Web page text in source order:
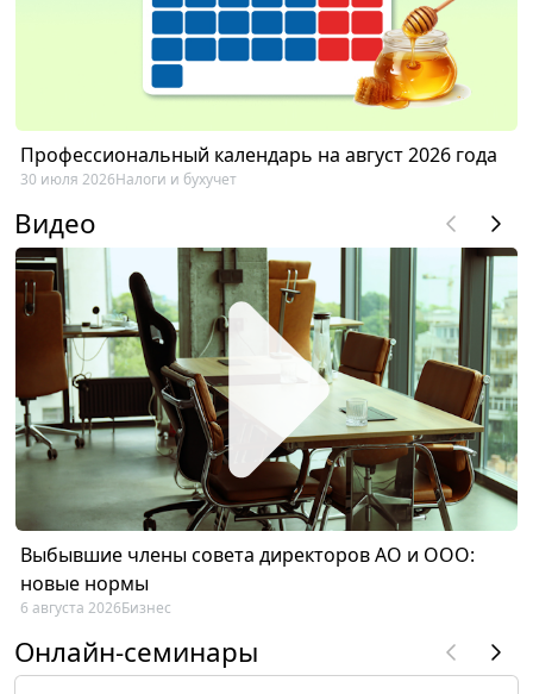
Профессиональный календарь на август 2026 года
30 июля 2026Налоги и бухучет
Видео
Выбывшие члены совета директоров АО и ООО:
новые нормы
6 августа 2026Бизнес
Онлайн-семинары